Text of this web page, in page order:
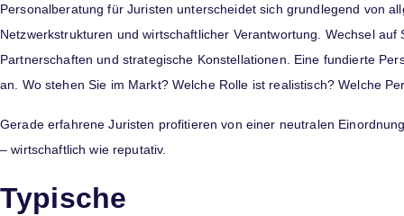
Personalberatung für Juristen unterscheidet sich grundlegend von
Netzwerkstrukturen und wirtschaftlicher Verantwortung. Wechsel
Partnerschaften und strategische Konstellationen. Eine fundierte
an. Wo stehen Sie im Markt? Welche Rolle ist realistisch? Welche
Gerade erfahrene Juristen profitieren von einer neutralen
– wirtschaftlich wie reputativ.
Typische